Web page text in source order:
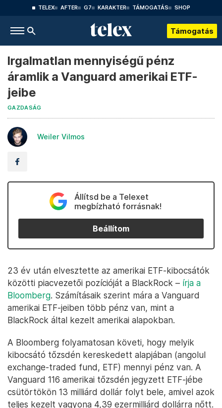
TELEX AFTER G7 KARAKTER TÁMOGATÁS SHOP
Támogatás
Irgalmatlan mennyiségű pénz
áramlik a Vanguard amerikai ETF-
jeibe
GAZDASÁG
Weiler Vilmos
Állítsd be a Telexet
megbízható forrásnak!
Beállítom
23 év után elvesztette az amerikai ETF-kibocsátók
közötti piacvezetői pozícióját a BlackRock – írja a
Bloomberg. Számításaik szerint mára a Vanguard
amerikai ETF-jeiben több pénz van, mint a
BlackRock által kezelt amerikai alapokban.
A Bloomberg folyamatosan követi, hogy melyik
kibocsátó tőzsdén kereskedett alapjában (angolul
exchange-traded fund, ETF) mennyi pénz van. A
Vanguard 116 amerikai tőzsdén jegyzett ETF-jébe
csütörtökön 13 milliárd dollár folyt bele, amivel azok
teljes kezelt vagyona 4,39 ezermilliárd dollárra nőtt.